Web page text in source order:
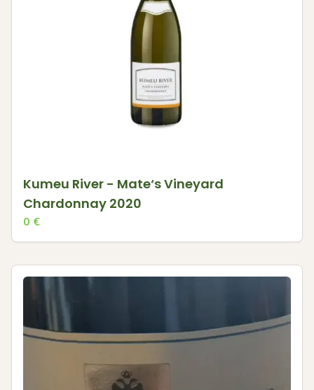
Kumeu River - Mate‘s Vineyard
Chardonnay 2020
0 €